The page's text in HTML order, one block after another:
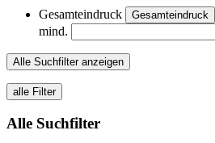
Gesamteindruck Gesamteindruck
mind.
Alle Suchfilter anzeigen
alle Filter
Alle Suchfilter